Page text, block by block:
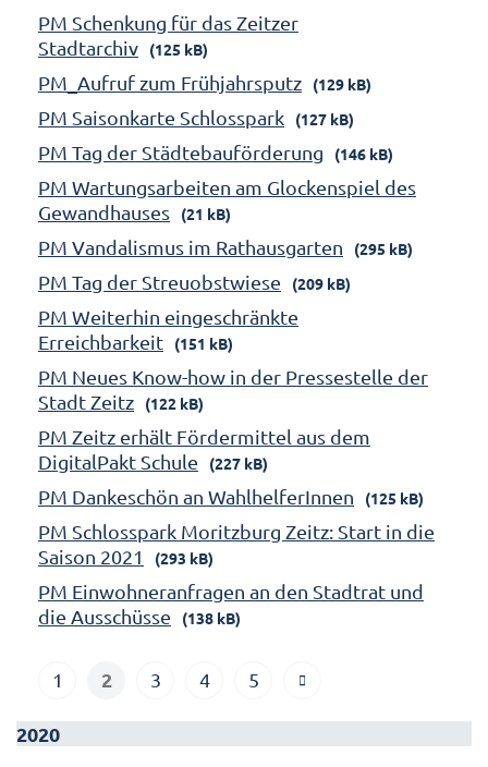
PM Schenkung für das Zeitzer
Stadtarchiv
(125 kB)
PM_Aufruf zum Frühjahrsputz (129 kB)
PM Saisonkarte Schlosspark (127 kB)
PM Tag der Städtebauförderung (146 kB)
PM Wartungsarbeiten am Glockenspiel des
Gewandhauses
(21 kB)
PM Vandalismus im Rathausgarten (295 kB)
PM Tag der Streuobstwiese (209 kB)
PM Weiterhin eingeschränkte
Erreichbarkeit
(151 kB)
PM Neues Know-how in der Pressestelle der
Stadt Zeitz
(122 kB)
PM Zeitz erhält Fördermittel aus dem
DigitalPakt Schule
(227 kB)
PM Dankeschön an WahlhelferInnen (125 kB)
PM Schlosspark Moritzburg Zeitz: Start in die
Saison 2021
(293 kB)
PM Einwohneranfragen an den Stadtrat und
die Ausschüsse
(138 kB)
1 2 3 4 5
2020